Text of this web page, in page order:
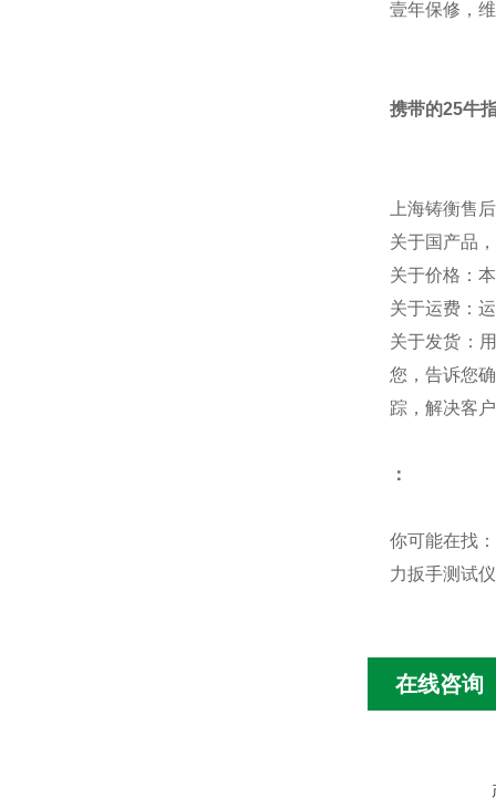
壹年保修，
携带的25牛
上海铸衡售
关于国产品
关于价格：
关于运费：
关于发货：
您，告诉您
踪，解决客
：
你可能在找
力扳手测试
在线咨询